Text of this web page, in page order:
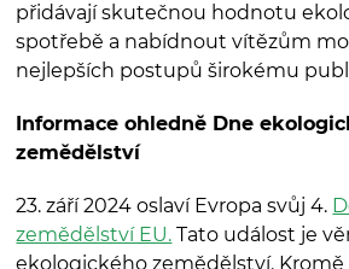
přidávají skutečnou hodnotu
spotřebě a nabídnout vítězům
nejlepších postupů širokému
Informace ohledně Dne
zemědělství
23. září 2024 oslaví Evropa svůj 4.
zemědělství EU. Tato událost je
ekologického zemědělství.